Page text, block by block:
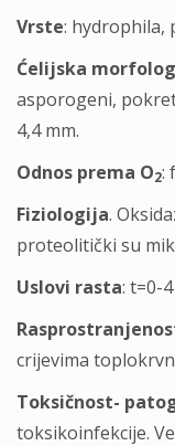
Vrste: hydrophila,
Ćelijska
asporogeni,
4,4 mm.
Odnos prema O2:
Fiziologija.
proteolitički su
Uslovi rasta: t=0-
crijevima
Toksičnost-
toksikoinfekcije.